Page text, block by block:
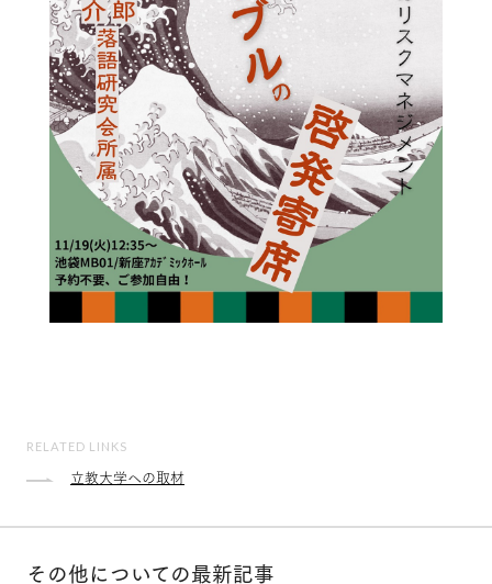
RELATED LINKS
立教大学への取材
その他についての最新記事